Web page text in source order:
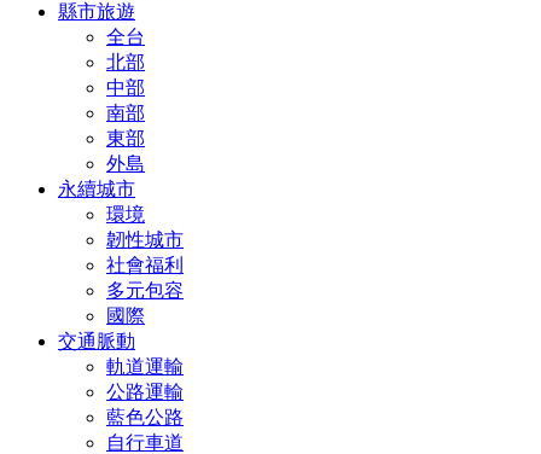
縣市旅遊
全台
北部
中部
南部
東部
外島
永續城市
環境
韌性城市
社會福利
多元包容
國際
交通脈動
軌道運輸
公路運輸
藍色公路
自行車道